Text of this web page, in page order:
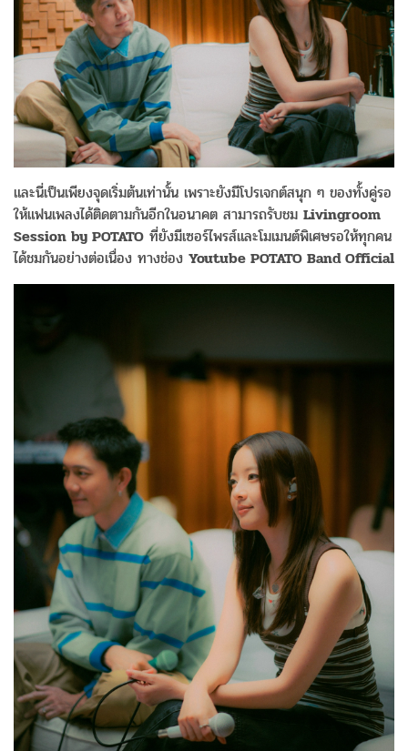
และนี่เป็นเพียงจุดเริ่มต้นเท่านั้น เพราะยังมีโปรเจกต์สนุก ๆ ของทั้งคู่รอ
ให้แฟนเพลงได้ติดตามกันอีกในอนาคต สามารถรับชม Livingroom
Session by POTATO ที่ยังมีเซอร์ไพรส์และโมเมนต์พิเศษรอให้ทุกคน
ได้ชมกันอย่างต่อเนื่อง ทางช่อง Youtube POTATO Band Official